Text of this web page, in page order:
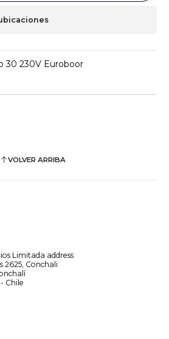
30 230V Euroboor
VOLVER ARRIBA
Limitada address
2625, Conchali
Chile